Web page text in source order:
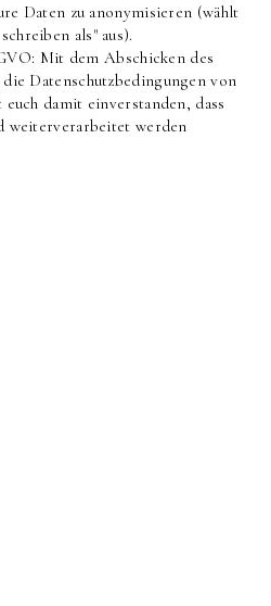
Daten zu anonymisieren (wählt
als" aus).
Mit dem Abschicken des
Datenschutzbedingungen von
damit einverstanden, dass
weiterverarbeitet werden